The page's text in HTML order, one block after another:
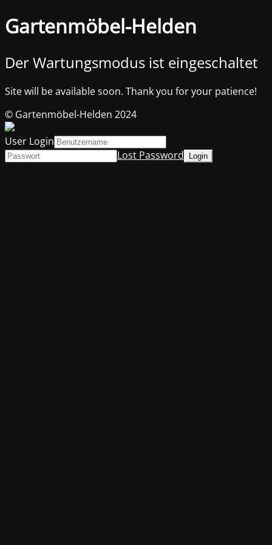
Gartenmöbel-Helden
Der Wartungsmodus ist eingeschaltet
Site will be available soon. Thank you for your patience!
© Gartenmöbel-Helden 2024
User Login
Lost Password